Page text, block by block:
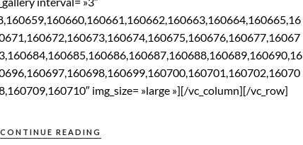
img_size= »large »][/vc_column][/vc_row]
CONTINUE READING